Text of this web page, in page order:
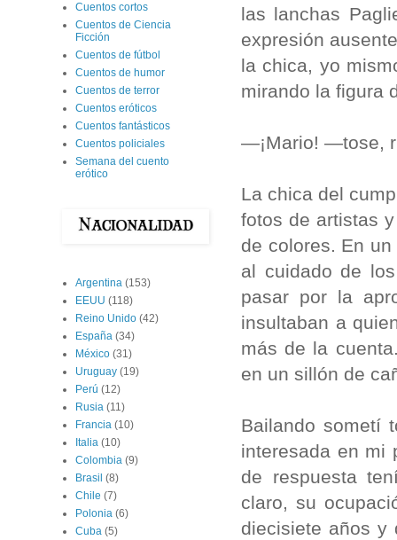
las lanchas
expresión
la chica, yo
mi­rando la figura
—¡Mario! —tose,
La chica del
fotos de artistas
de colores. En
al cuidado de
pasar por la
insultaban a
más de la
en un sillón de
Bailando sometí
interesada en mi
de respuesta
claro, su
diecisiete años y
Cuentos cortos
Cuentos de Ciencia
Ficción
Cuentos de fútbol
Cuentos de humor
Cuentos de terror
Cuentos eróticos
Cuentos fantásticos
Cuentos policiales
Semana del cuento
erótico
Argentina (153)
EEUU (118)
Reino Unido (42)
España (34)
México (31)
Uruguay (19)
Perú (12)
Rusia (11)
Francia (10)
Italia (10)
Colombia (9)
Brasil (8)
Chile (7)
Polonia (6)
Cuba (5)